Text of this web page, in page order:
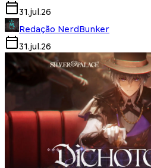
31.jul.26
Redação NerdBunker
31.jul.26